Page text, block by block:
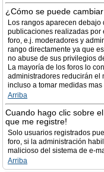
¿Cómo se puede
Los rangos aparecen
publicaciones realizadas por
foro, e.j. moderadores y
rango directamente ya que
no abuse de sus privilegios
La mayoría de los foros lo
administradores reducirán el
incluso a tomar medidas
Arriba
Cuando hago clic sobre
que me registre!
Solo usuarios registrados
foro, si la administración
malicioso del sistema de e-
Arriba